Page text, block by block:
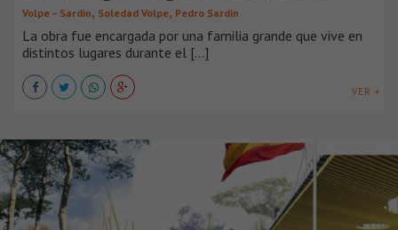
Volpe – Sardin, Soledad Volpe, Pedro Sardin
La obra fue encargada por una familia grande que vive en
distintos lugares durante el [...]
VER +